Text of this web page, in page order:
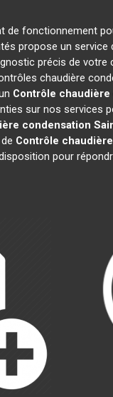
de fonctionnement
propose un service
précis de votre
chaudière
Contrôle
sur nos services
condensation
Contrôle
pour